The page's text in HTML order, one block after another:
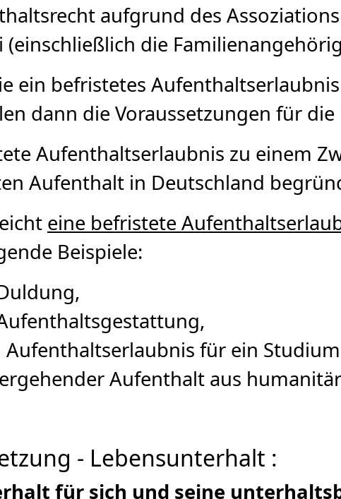
aufgrund des
(einschließlich die
ein befristetes
dann die Voraussetzungen für
Aufenthaltserlaubnis zu einem
Aufenthalt in Deutschland
eine befristete
Beispiele:
Aufenthaltserlaubnis für ein
Aufenthalt aus
- Lebensunterhalt :
für sich und seine